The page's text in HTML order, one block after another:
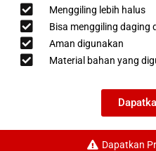
Menggiling lebih halus
Bisa menggiling daging
Aman digunakan
Material bahan yang
Dapatkan